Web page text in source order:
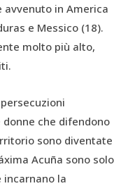
avvenuto in America
e Messico (18).
molto più alto,
che difendono
sono diventate
Acuña sono solo
la